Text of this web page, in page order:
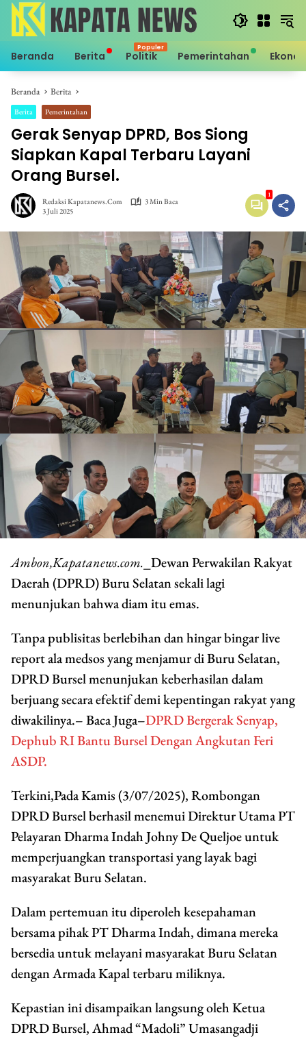
Langsung
konten
Beranda Berita Politik Pemerintahan
Beranda Berita
Berita Pemerintahan
Gerak Senyap DPRD, Bos Siong
Siapkan Kapal Terbaru Layani
Orang Bursel.
Redaksi Kapatanews.com
3 Min Baca
3 Juli 2025
1
Ambon,Kapatanews.com. _Dewan Perwakilan Rakyat
Daerah (DPRD) Buru Selatan sekali lagi
menunjukan bahwa diam itu emas.
Tanpa publisitas berlebihan dan hingar bingar live
report ala medsos yang menjamur di Buru Selatan,
DPRD Bursel menunjukan keberhasilan dalam
berjuang secara efektif demi kepentingan rakyat yang
diwakilinya.– Baca Juga–DPRD Bergerak Senyap,
Dephub RI Bantu Bursel Dengan Angkutan Feri
ASDP.
Terkini,Pada Kamis (3/07/2025), Rombongan
DPRD Bursel berhasil menemui Direktur Utama PT
Pelayaran Dharma Indah Johny De Queljoe untuk
memperjuangkan transportasi yang layak bagi
masyarakat Buru Selatan.
Dalam pertemuan itu diperoleh kesepahaman
bersama pihak PT Dharma Indah, dimana mereka
bersedia untuk melayani masyarakat Buru Selatan
dengan Armada Kapal terbaru miliknya.
Kepastian ini disampaikan langsung oleh Ketua
DPRD Bursel, Ahmad “Madoli” Umasangadji